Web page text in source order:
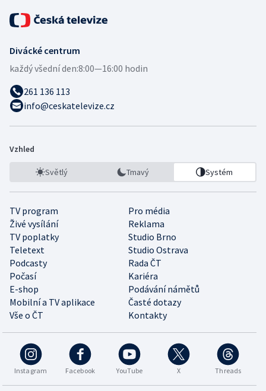
Divácké centrum
každý všední den:8:00—16:00 hodin
261 136 113
info@ceskatelevize.cz
Vzhled
Světlý Tmavý Systém
TV program
Pro média
Živé vysílání
Reklama
TV poplatky
Studio Brno
Teletext
Studio Ostrava
Podcasty
Rada ČT
Počasí
Kariéra
E-shop
Podávání námětů
Mobilní a TV aplikace
Časté dotazy
Vše o ČT
Kontakty
Instagram Facebook YouTube X Threads